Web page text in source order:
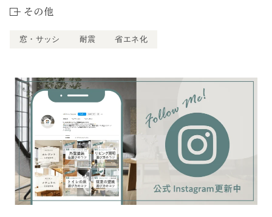
その他
窓・サッシ 耐震 省エネ化